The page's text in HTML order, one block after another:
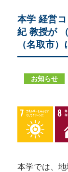
本学 経営
紀 教授が
（名取市
お知らせ
本学では、